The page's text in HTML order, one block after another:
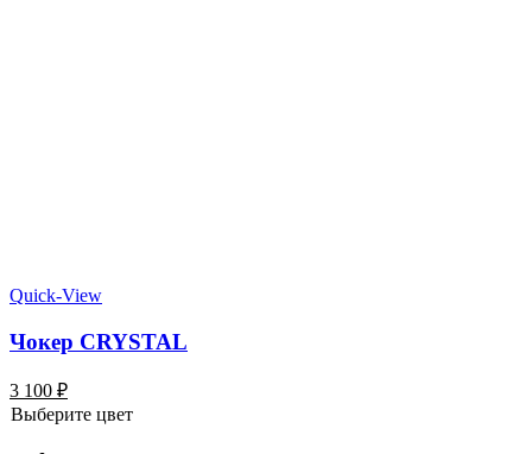
Quick-View
Чокер CRYSTAL
3 100 ₽
Выберите цвет